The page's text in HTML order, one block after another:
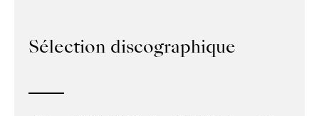
Sélection discographique